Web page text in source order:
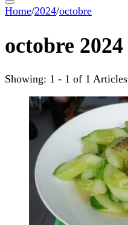
Home/2024/octobre
octobre 2024
Showing: 1 - 1 of 1 Articles